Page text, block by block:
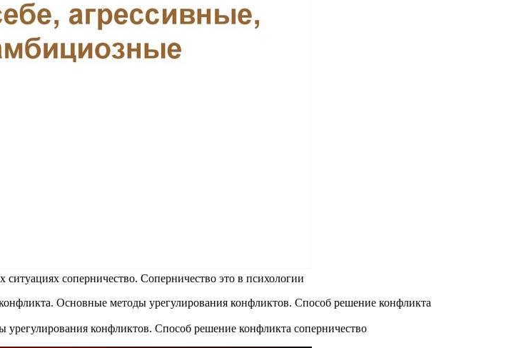
соперничество. Соперничество это в психологии
конфликтов. Способ решение конфликта соперничество